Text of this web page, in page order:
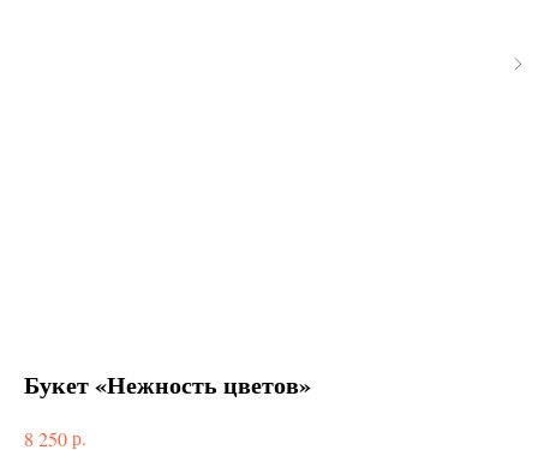
Букет «Нежность цветов»
8 250р.